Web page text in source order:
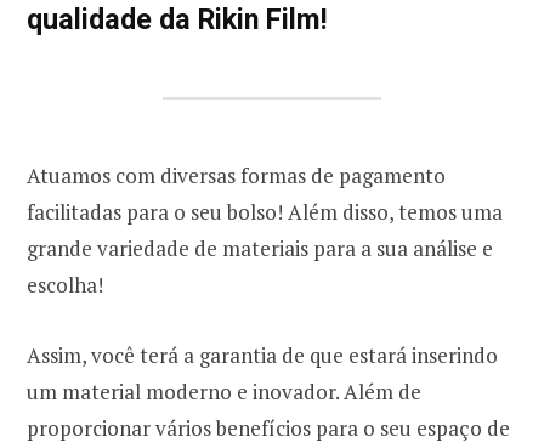
qualidade da Rikin Film!
Atuamos com diversas formas de pagamento
facilitadas para o seu bolso! Além disso, temos uma
grande variedade de materiais para a sua análise e
escolha!
Assim, você terá a garantia de que estará inserindo
um material moderno e inovador. Além de
proporcionar vários benefícios para o seu espaço de